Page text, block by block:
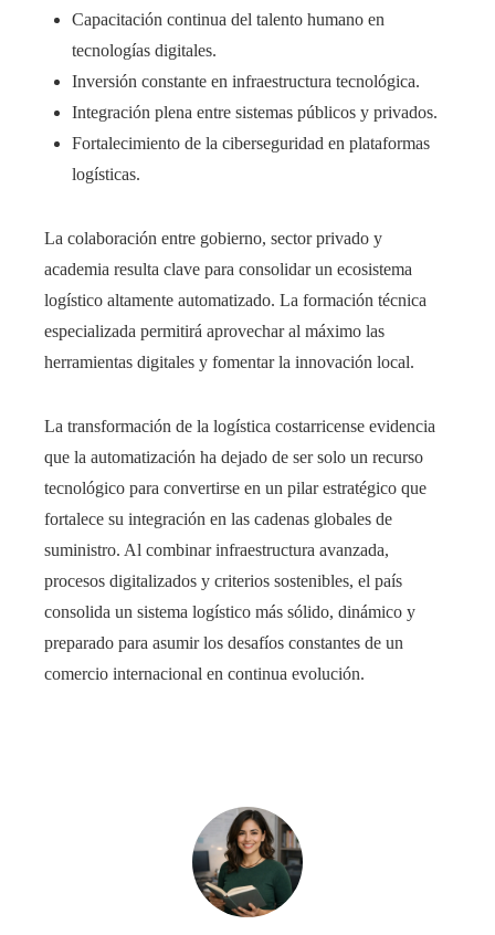
Capacitación continua del talento humano en
tecnologías digitales.
Inversión constante en infraestructura tecnológica.
Integración plena entre sistemas públicos y privados.
Fortalecimiento de la ciberseguridad en plataformas
logísticas.
La colaboración entre gobierno, sector privado y
academia resulta clave para consolidar un ecosistema
logístico altamente automatizado. La formación técnica
especializada permitirá aprovechar al máximo las
herramientas digitales y fomentar la innovación local.
La transformación de la logística costarricense evidencia
que la automatización ha dejado de ser solo un recurso
tecnológico para convertirse en un pilar estratégico que
fortalece su integración en las cadenas globales de
suministro. Al combinar infraestructura avanzada,
procesos digitalizados y criterios sostenibles, el país
consolida un sistema logístico más sólido, dinámico y
preparado para asumir los desafíos constantes de un
comercio internacional en continua evolución.